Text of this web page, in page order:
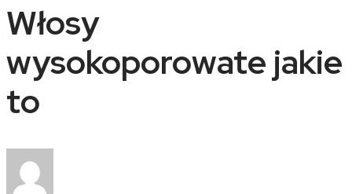
Włosy
wysokoporowate jakie
to